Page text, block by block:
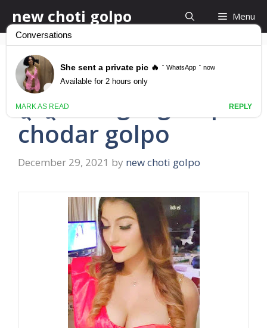
to
content
new choti golpo Menu
ননদ ও ভাবীর সাথে গ্রুপ
চুদাচুদি bangla group
chodar golpo
December 29, 2021 by new choti golpo